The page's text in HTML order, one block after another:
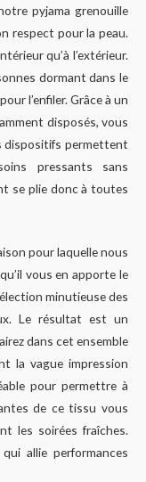
pyjama grenouille
respect pour la peau.
qu’à l’extérieur.
dormant dans le
l’enfiler. Grâce à un
disposés, vous
dispositifs permettent
pressants sans
se plie donc à toutes
pour laquelle nous
vous en apporte le
minutieuse des
Le résultat est un
dans cet ensemble
la vague impression
pour permettre à
de ce tissu vous
les soirées fraîches.
allie performances